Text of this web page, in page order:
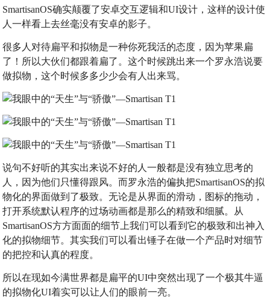
SmartisanOS确实颠覆了安卓交互逻辑和UI设计，这样的设计使
人一样看上去丝毫没有安卓的影子。
很多人对待扁平和拟物是一种你死我活的态度，因为苹果扁
了！所以大伙们都跟着扁了。这个时候跳出来一个罗永浩说要
做拟物，这个时候多多少少会有人出来骂。
说句不好听的其实出来说不好的人一般都是没有独立思考的
人，因为他们只懂得跟风。而罗永浩的偏执把SmartisanOS的拟
物化的界面做到了极致。无论是从界面的滑动，图标的拖动，
打开系统默认程序的过场动画都是那么的精致和细腻。从
SmartisanOS方方面面的细节上我们可以看到它的极致和出神入
化的拟物细节。其实我们可以看出锤子在做一个产品时对细节
的把控和认真的程度。
所以在现如今满世界都是扁平的UI中突然出现了一个极其牛逼
的拟物化UI着实可以让人们的眼前一亮。